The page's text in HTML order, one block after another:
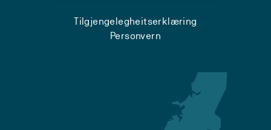
Tilgjengelegheitserklæring
Personvern